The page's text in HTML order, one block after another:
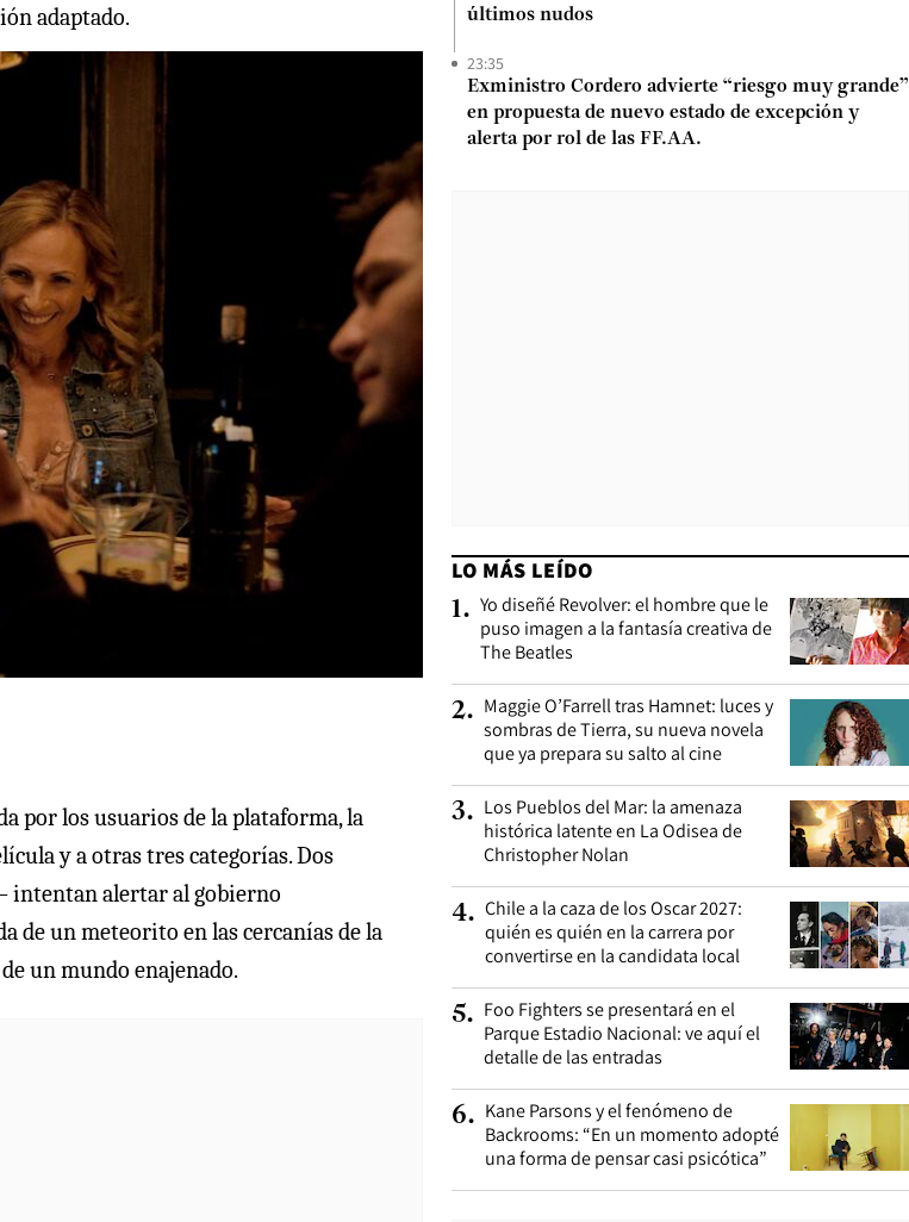
adaptado.
por los usuarios de la plataforma, la
y a otras tres categorías. Dos
intentan alertar al gobierno
de un meteorito en las cercanías de la
un mundo enajenado.
últimos nudos
23:35
Exministro Cordero advierte “riesgo muy grande”
en propuesta de nuevo estado de excepción y
alerta por rol de las FF.AA.
LO MÁS LEÍDO
1. Yo diseñé Revolver: el hombre que le
puso imagen a la fantasía creativa de
The Beatles
2. Maggie O’Farrell tras Hamnet: luces y
sombras de Tierra, su nueva novela
que ya prepara su salto al cine
3. Los Pueblos del Mar: la amenaza
histórica latente en La Odisea de
Christopher Nolan
4. Chile a la caza de los Oscar 2027:
quién es quién en la carrera por
convertirse en la candidata local
5. Foo Fighters se presentará en el
Parque Estadio Nacional: ve aquí el
detalle de las entradas
6. Kane Parsons y el fenómeno de
Backrooms: “En un momento adopté
una forma de pensar casi psicótica”